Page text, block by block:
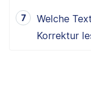
Welche
Korrektur